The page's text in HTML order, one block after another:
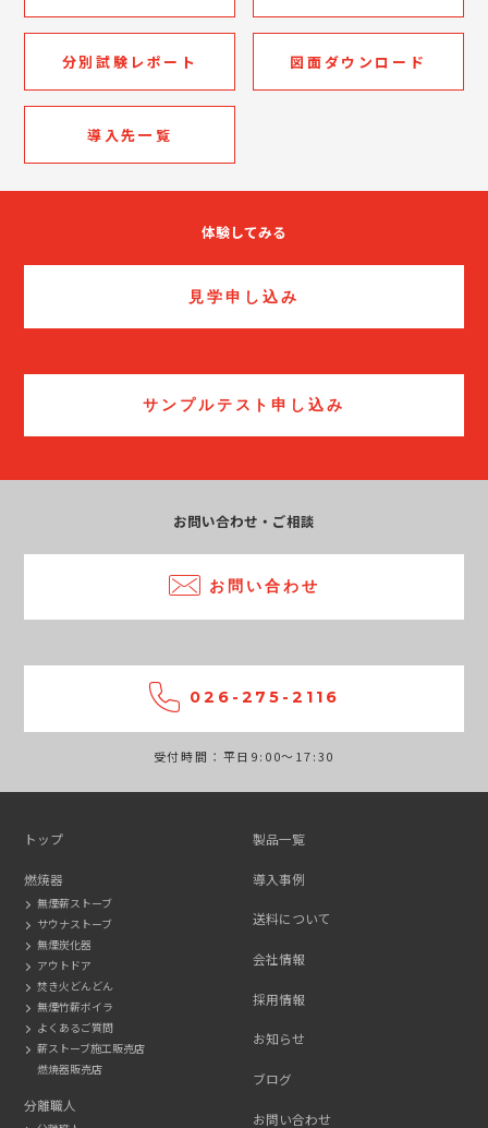
分別試験レポート 図面ダウンロード
導入先一覧
体験してみる
見学申し込み
サンプルテスト申し込み
お問い合わせ・ご相談
お問い合わせ
026-275-2116
受付時間：平日9:00～17:30
トップ
燃焼器
無煙薪ストーブ
サウナストーブ
無煙炭化器
アウトドア
焚き火どんどん
無煙竹薪ボイラ
よくあるご質問
薪ストーブ施工販売店
燃焼器販売店
分離職人
製品一覧
導入事例
送料について
会社情報
採用情報
お知らせ
ブログ
お問い合わせ